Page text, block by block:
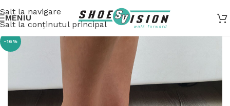
Salt la navigare
Salt la conținutul principal
MENIU
-16%